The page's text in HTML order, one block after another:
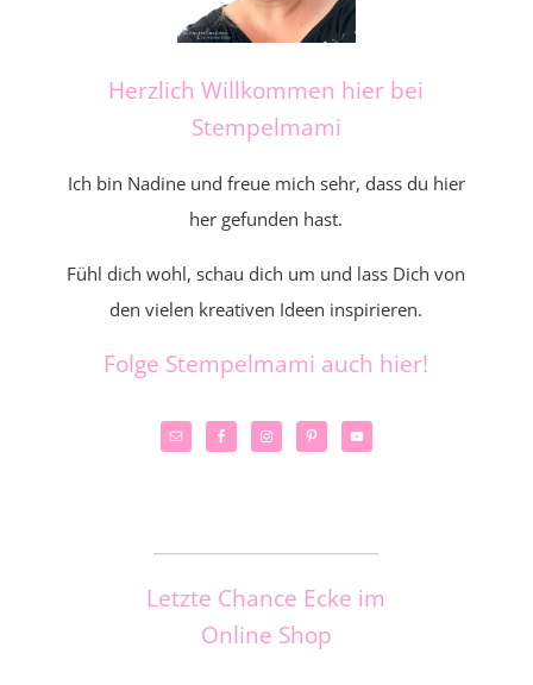
Herzlich Willkommen hier bei
Stempelmami
Ich bin Nadine und freue mich sehr, dass du hier
her gefunden hast.
Fühl dich wohl, schau dich um und lass Dich von
den vielen kreativen Ideen inspirieren.
Folge Stempelmami auch hier!
Letzte Chance Ecke im
Online Shop